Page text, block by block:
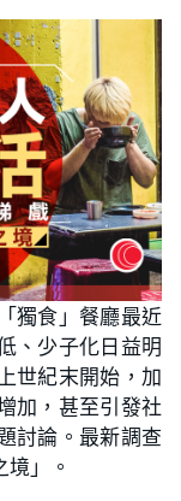
獨食」餐廳最近
、少子化日益明
世紀末開始，加
加，甚至引發社
討論。最新調查
」。